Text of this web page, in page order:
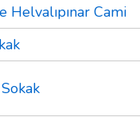
Helvalıpınar Cami